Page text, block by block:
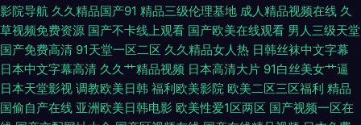
影院导航 久久精品国产91 精品三级伦理基地 成人精品视频在线 久
草视频免费资源 国产不卡线上观看 国产欧美在线观看 男人三级天堂
国产免费高清 91天堂一区二区 久久精品女人热 日韩丝袜中文字幕
日本中文字幕高清 久久艹精品视频 日本高清大片 91白丝美女艹逼
日本天堂影视 调教欧美日韩 福利欧美影院 欧美二区三区福利 精品
国偷自产在线 亚洲欧美日韩电影 欧美性爱1区两区 国产视频一区在